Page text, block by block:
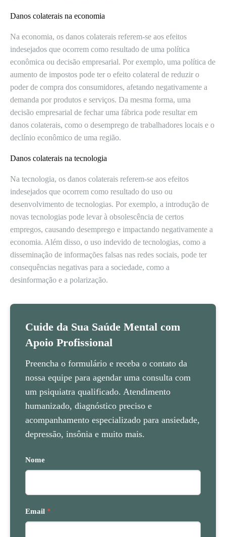
Danos colaterais na economia
Na economia, os danos colaterais referem-se aos efeitos
indesejados que ocorrem como resultado de uma política
econômica ou decisão empresarial. Por exemplo, uma política de
aumento de impostos pode ter o efeito colateral de reduzir o
poder de compra dos consumidores, afetando negativamente a
demanda por produtos e serviços. Da mesma forma, uma
decisão empresarial de fechar uma fábrica pode resultar em
danos colaterais, como o desemprego de trabalhadores locais e o
declínio econômico de uma região.
Danos colaterais na tecnologia
Na tecnologia, os danos colaterais referem-se aos efeitos
indesejados que ocorrem como resultado do uso ou
desenvolvimento de tecnologias. Por exemplo, a introdução de
novas tecnologias pode levar à obsolescência de certos
empregos, causando desemprego e impactando negativamente a
economia. Além disso, o uso indevido de tecnologias, como a
disseminação de informações falsas nas redes sociais, pode ter
consequências negativas para a sociedade, como a
desinformação e a polarização.
Cuide da Sua Saúde Mental com
Apoio Profissional
Preencha o formulário e receba o contato da
nossa equipe para agendar uma consulta com
um psiquiatra qualificado. Atendimento
humanizado, diagnóstico preciso e
acompanhamento especializado para ansiedade,
depressão, insônia e muito mais.
Nome
Email *